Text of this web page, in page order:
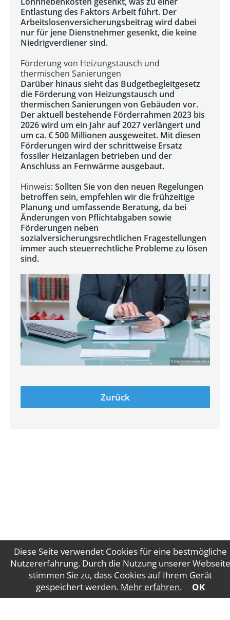
Diese Seite verwendet Cookies für eine bestmögliche
Nutzererfahrung. Durch die Nutzung unserer Webseite
stimmen Sie zu, dass Cookies auf Ihrem Gerät
gespeichert werden. Mehr erfahren. OK
Entlastung des Faktors Arbeit führt. Der
Arbeitslosenversicherungsbeitrag wird dabei
nur für jene Dienstnehmer gesenkt, die keine
Niedrigverdiener sind.
Förderung von Heizungstausch und
thermischen Sanierungen
Darüber hinaus sieht das Budgetbegleitgesetz
die Förderung von Heizungstausch und
thermischen Sanierungen von Gebäuden vor.
Der aktuell bestehende Förderrahmen 2023 bis
2026 wird um ein Jahr auf 2027 verlängert und
um ca. € 500 Millionen ausgeweitet. Mit diesen
Förderungen wird der schrittweise Ersatz
fossiler Heizanlagen betrieben und der
Anschluss an Fernwärme ausgebaut.
Hinweis: Sollten Sie von den neuen Regelungen
betroffen sein, empfehlen wir die frühzeitige
Planung und umfassende Beratung, da bei
Änderungen von Pflichtabgaben sowie
Förderungen neben
sozialversicherungsrechtlichen Fragestellungen
immer auch steuerrechtliche Probleme zu lösen
sind.
Zurück
Impressum Datenschutz